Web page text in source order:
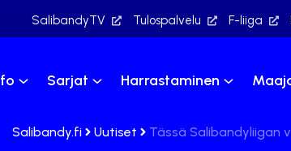
SalibandyTV Tulospalvelu F-liiga
Sarjat Harrastaminen
Salibandy.fi Uutiset Tässä Salibandyliigan